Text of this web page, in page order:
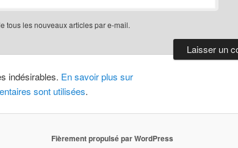
tous les nouveaux articles par e-mail.
indésirables. En savoir plus sur
sont utilisées.
Fièrement propulsé par WordPress